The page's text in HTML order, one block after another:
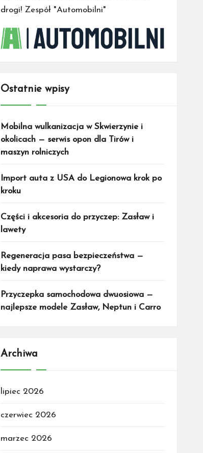
drogi! Zespół "Automobilni"
Ostatnie wpisy
Mobilna wulkanizacja w Skwierzynie i
okolicach — serwis opon dla Tirów i
maszyn rolniczych
Import auta z USA do Legionowa krok po
kroku
Części i akcesoria do przyczep: Zasław i
lawety
Regeneracja pasa bezpieczeństwa —
kiedy naprawa wystarczy?
Przyczepka samochodowa dwuosiowa —
najlepsze modele Zasław, Neptun i Carro
Archiwa
lipiec 2026
czerwiec 2026
marzec 2026